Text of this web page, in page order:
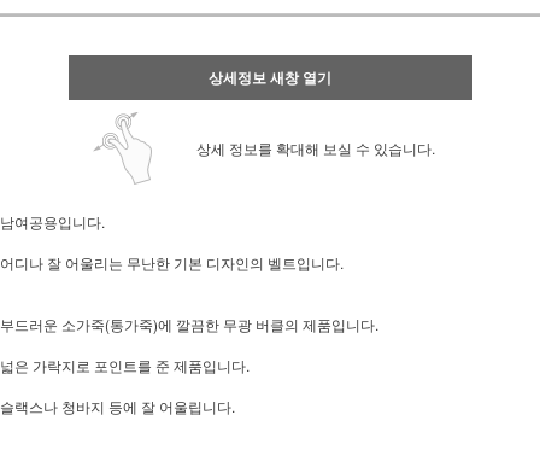
상세정보 새창 열기
상세 정보를 확대해 보실 수 있습니다.
남여공용입니다.
어디나 잘 어울리는 무난한 기본 디자인의 벨트입니다.
부드러운 소가죽(통가죽)에 깔끔한 무광 버클의 제품입니다.
넓은 가락지로 포인트를 준 제품입니다.
슬랙스나 청바지 등에 잘 어울립니다.